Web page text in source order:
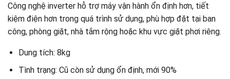
Công nghệ inverter hỗ trợ máy vận hành ổn định hơn, tiết
kiệm điện hơn trong quá trình sử dụng, phù hợp đặt tại ban
công, phòng giặt, nhà tắm rộng hoặc khu vực giặt phơi riêng.
Dung tích: 8kg
Tình trạng: Cũ còn sử dụng ổn định, mới 90%